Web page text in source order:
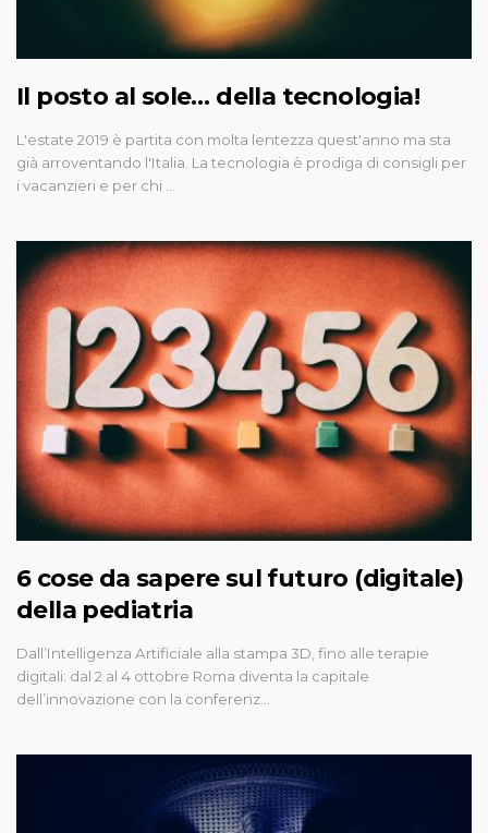
Il posto al sole… della tecnologia!
L'estate 2019 è partita con molta lentezza quest'anno ma sta
già arroventando l'Italia. La tecnologia è prodiga di consigli per
i vacanzieri e per chi …
6 cose da sapere sul futuro (digitale)
della pediatria
Dall’Intelligenza Artificiale alla stampa 3D, fino alle terapie
digitali: dal 2 al 4 ottobre Roma diventa la capitale
dell’innovazione con la conferenz…